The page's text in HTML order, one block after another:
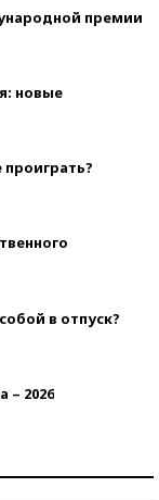
премии
новые
в отпуск?
– 2026